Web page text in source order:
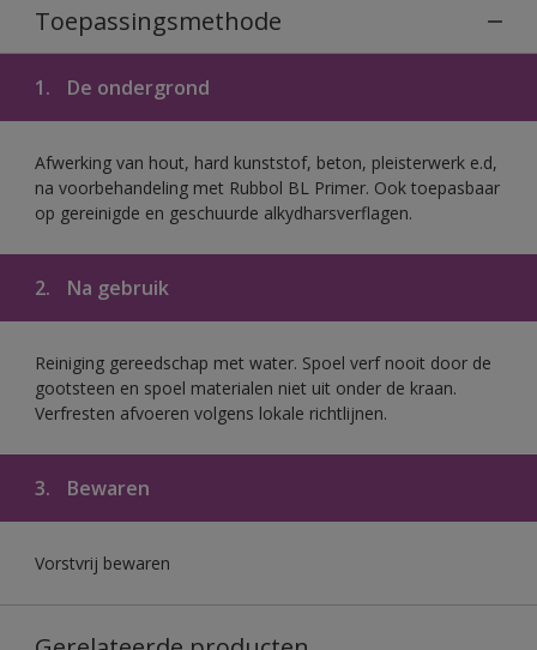
Toepassingsmethode
1. De ondergrond
Afwerking van hout, hard kunststof, beton, pleisterwerk e.d,
na voorbehandeling met Rubbol BL Primer. Ook toepasbaar
op gereinigde en geschuurde alkydharsverflagen.
2. Na gebruik
Reiniging gereedschap met water. Spoel verf nooit door de
gootsteen en spoel materialen niet uit onder de kraan.
Verfresten afvoeren volgens lokale richtlijnen.
3. Bewaren
Vorstvrij bewaren